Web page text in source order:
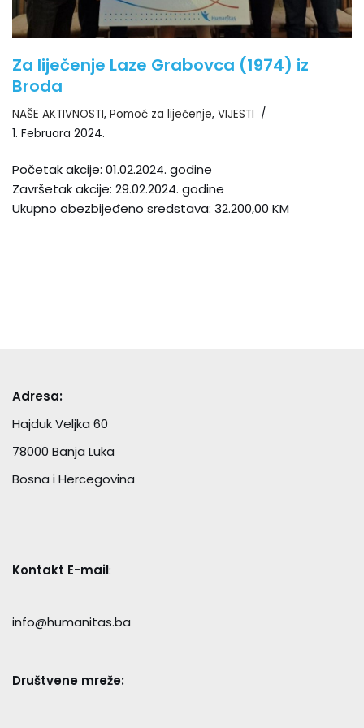
Za liječenje Laze Grabovca (1974) iz
Broda
NAŠE AKTIVNOSTI, Pomoć za liječenje, VIJESTI
1. Februara 2024.
Početak akcije: 01.02.2024. godine
Završetak akcije: 29.02.2024. godine
Ukupno obezbijeđeno sredstava: 32.200,00 KM
Adresa:
Hajduk Veljka 60
78000 Banja Luka
Bosna i Hercegovina
Kontakt E-mail:
info@humanitas.ba
Društvene mreže: